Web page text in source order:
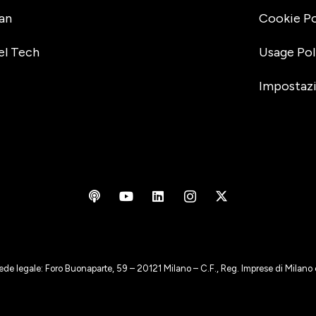
Tech
Cookie
Usage
legale: Foro Buonaparte, 59 – 20121 Milano – C.F., Reg. Imprese di